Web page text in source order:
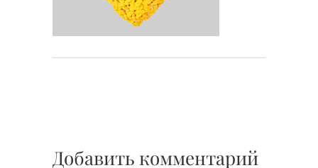
Добавить комментарий